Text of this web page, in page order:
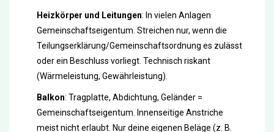
Heizkörper und Leitungen: In vielen Anlagen
Gemeinschaftseigentum. Streichen nur, wenn die
Teilungserklärung/Gemeinschaftsordnung es zulässt
oder ein Beschluss vorliegt. Technisch riskant
(Wärmeleistung, Gewährleistung).
Balkon: Tragplatte, Abdichtung, Geländer =
Gemeinschaftseigentum. Innenseitige Anstriche
meist nicht erlaubt. Nur deine eigenen Beläge (z. B.